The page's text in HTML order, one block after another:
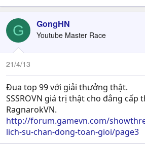
G GongHN
Youtube Master Race
21/4/13
Đua top 99 với giải thưởng thật.
SSSROVN giá trị thật cho đẳng cấp
RagnarokVN.
http://forum.gamevn.com/
lich-su-chan-dong-toan-gioi/page3